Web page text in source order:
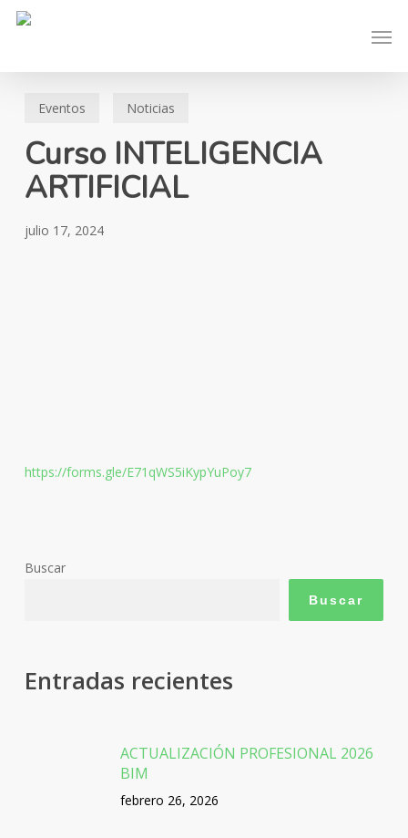
Skip
Eventos Noticias
Curso INTELIGENCIA
ARTIFICIAL
julio 17, 2024
https://forms.gle/E71qWS5iKypYuPoy7
Buscar
Buscar
Entradas recientes
ACTUALIZACIÓN PROFESIONAL 2026
BIM
febrero 26, 2026